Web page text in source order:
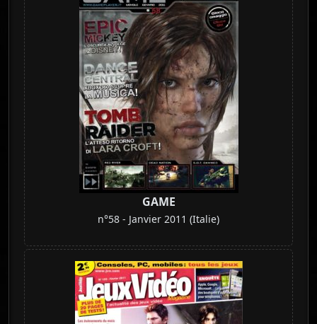
GAME
n°58 - Janvier 2011 (Italie)